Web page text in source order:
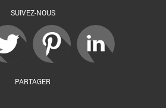
SUIVEZ-NOUS
PARTAGER